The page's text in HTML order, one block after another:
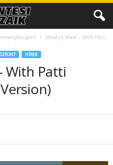
Moody’s Mood – With Patti
HÍREK
With Patti